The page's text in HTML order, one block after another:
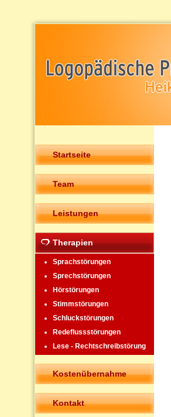
Startseite
Team
Leistungen
Therapien
Sprachstörungen
Sprechstörungen
Hörstörungen
Stimmstörungen
Schluckstörungen
Redeflussstörungen
Lese - Rechtschreibstörung
Kostenübernahme
Kontakt